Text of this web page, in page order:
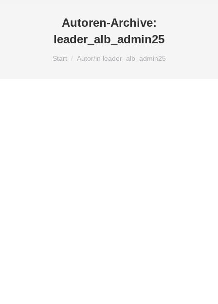
Autoren-Archive:
leader_alb_admin25
Sie befinden sich hier:
Start Autor/in leader_alb_admin25